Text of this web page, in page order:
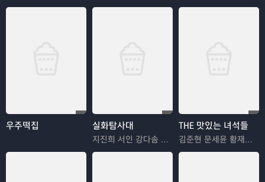
우주떡집 실화탐사대
지진희 서인 강다솜 박지훈
THE 맛있는 녀석들
김준현 문세윤 황재성 김해준